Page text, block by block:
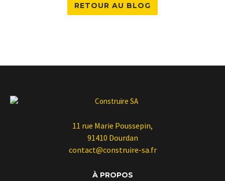
RETOUR AU BLOG
11 rue Marie Poussepin,
91410 Dourdan
contact@construire-sa.fr
À PROPOS